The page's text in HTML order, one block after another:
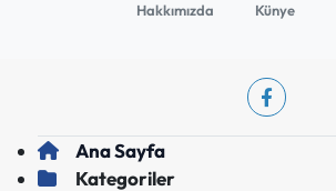
Hakkımızda Künye
Ana Sayfa
Kategoriler